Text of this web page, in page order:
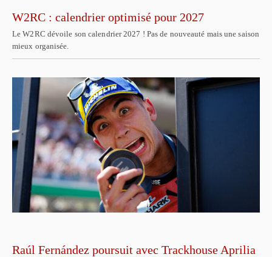
W2RC : calendrier optimisé pour 2027
Le W2RC dévoile son calendrier 2027 ! Pas de nouveauté mais une saison
mieux organisée.
Raúl Fernández poursuit avec Trackhouse Aprilia